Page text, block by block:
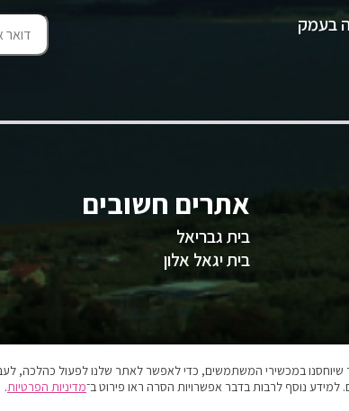
בעמק
אתרים חשובים
בית גבריאל
בית יגאל אלון
שיוחסנו במכשירי המשתמשים, כדי לאפשר לאתר שלנו לפעול
נוסף לרבות בדבר אפשרויות הסרה ראו פירוט ב־מדיניות הפרטיות.